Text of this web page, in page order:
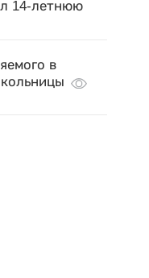
14-летнюю
в